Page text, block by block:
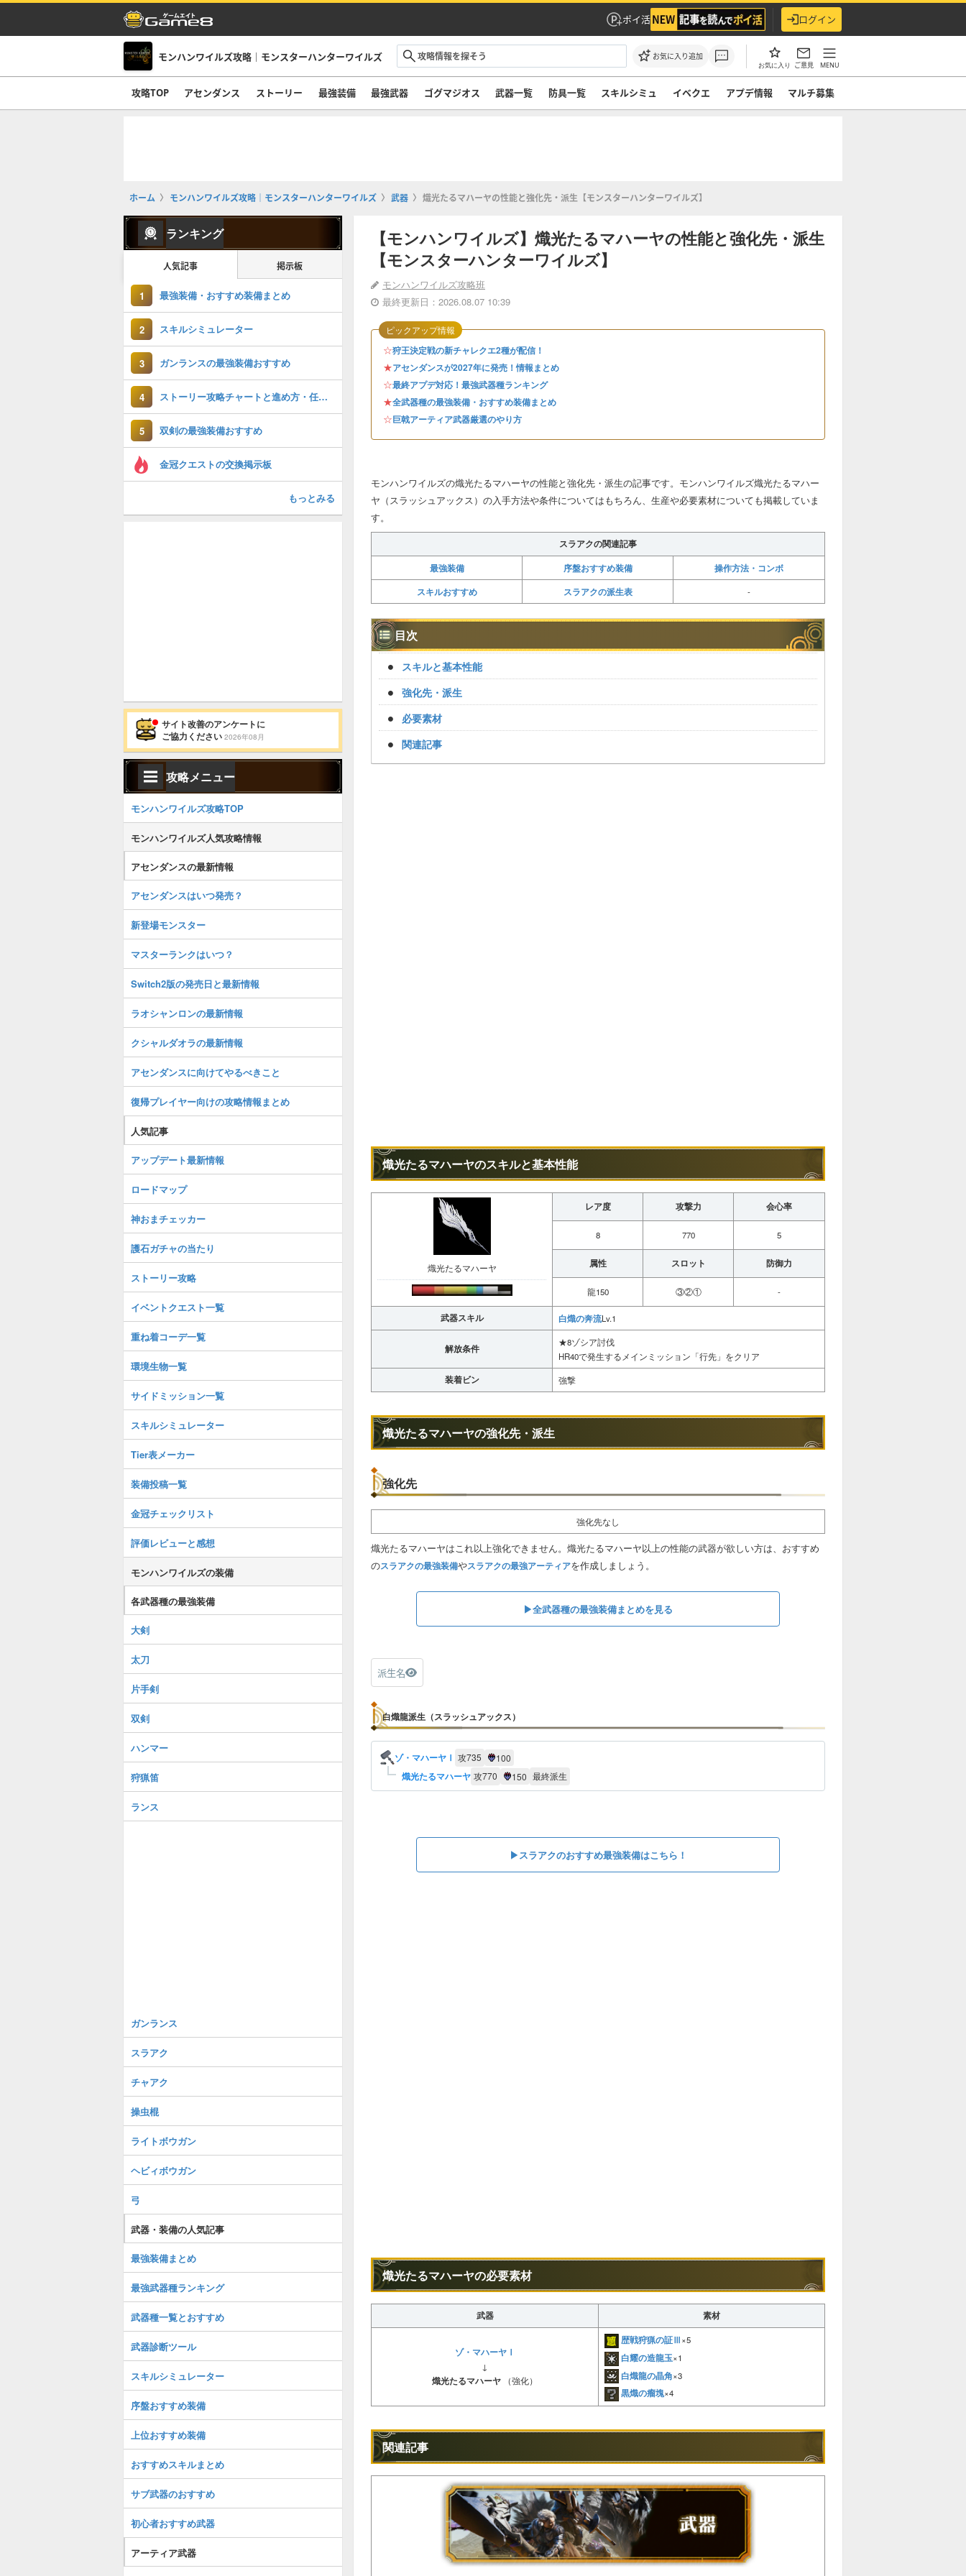
ポイ活 ログイン
モンハンワイルズ攻略｜モンスターハンターワイルズ お気に入り追加
お気に入り ご意見 MENU
攻略TOP アセンダンス ストーリー 最強装備 最強武器 ゴグマジオス 武器一覧 防具一覧 スキルシミュ イベクエ アプデ情報 マルチ募集
ホーム モンハンワイルズ攻略｜モンスターハンターワイルズ 武器 熾光たるマハーヤの性能と強化先・派生【モンスターハンターワイルズ】
【モンハンワイルズ】熾光たるマハーヤの性能と強化先・派生
【モンスターハンターワイルズ】
モンハンワイルズ攻略班
最終更新日：2026.08.07 10:39
☆狩王決定戦の新チャレクエ2種が配信！
★アセンダンスが2027年に発売！情報まとめ
☆最終アプデ対応！最強武器種ランキング
★全武器種の最強装備・おすすめ装備まとめ
☆巨戟アーティア武器厳選のやり方
ピックアップ情報
モンハンワイルズの熾光たるマハーヤの性能と強化先・派生の記事です。モンハンワイルズ熾光たるマハー
ヤ（スラッシュアックス）の入手方法や条件についてはもちろん、生産や必要素材についても掲載していま
す。
スラアクの関連記事
最強装備 序盤おすすめ装備
操作方法・コンボ
スキルおすすめ
スラアクの派生表 -
目次
スキルと基本性能
強化先・派生
必要素材
関連記事
熾光たるマハーヤのスキルと基本性能
熾光たるマハーヤ
レア度 攻撃力 会心率
8 770 5
属性 スロット 防御力
龍150 ③②① -
武器スキル 白熾の奔流Lv.1
解放条件
★8ゾシア討伐
HR40で発生するメインミッション「行先」をクリア
装着ビン 強撃
熾光たるマハーヤの強化先・派生
強化先
強化先なし
熾光たるマハーヤはこれ以上強化できません。熾光たるマハーヤ以上の性能の武器が欲しい方は、おすすめ
のスラアクの最強装備やスラアクの最強アーティアを作成しましょう。
▶︎全武器種の最強装備まとめを見る
派生名
白熾龍派生（スラッシュアックス）
ゾ・マハーヤⅠ 攻735 100
熾光たるマハーヤ 攻770 150 最終派生
▶︎スラアクのおすすめ最強装備はこちら！
熾光たるマハーヤの必要素材
武器 素材
ゾ・マハーヤⅠ
↓
熾光たるマハーヤ （強化）
歴戦狩猟の証Ⅲ×5
白耀の造龍玉×1
白熾龍の晶角×3
黒熾の瘤塊×4
関連記事
ランキング
人気記事 掲示板
1 最強装備・おすすめ装備まとめ
2 スキルシミュレーター
3 ガンランスの最強装備おすすめ
4 ストーリー攻略チャートと進め方・任務クエスト
5 双剣の最強装備おすすめ
金冠クエストの交換掲示板
もっとみる
サイト改善のアンケートに
ご協力ください 2026年08月
攻略メニュー
モンハンワイルズ攻略TOP
モンハンワイルズ人気攻略情報
アセンダンスの最新情報
アセンダンスはいつ発売？
新登場モンスター
マスターランクはいつ？
Switch2版の発売日と最新情報
ラオシャンロンの最新情報
クシャルダオラの最新情報
アセンダンスに向けてやるべきこと
復帰プレイヤー向けの攻略情報まとめ
人気記事
アップデート最新情報
ロードマップ
神おまチェッカー
護石ガチャの当たり
ストーリー攻略
イベントクエスト一覧
重ね着コーデ一覧
環境生物一覧
サイドミッション一覧
スキルシミュレーター
Tier表メーカー
装備投稿一覧
金冠チェックリスト
評価レビューと感想
モンハンワイルズの装備
各武器種の最強装備
大剣
太刀
片手剣
双剣
ハンマー
狩猟笛
ランス
ガンランス
スラアク
チャアク
操虫棍
ライトボウガン
ヘビィボウガン
弓
武器・装備の人気記事
最強装備まとめ
最強武器種ランキング
武器種一覧とおすすめ
武器診断ツール
スキルシミュレーター
序盤おすすめ装備
上位おすすめ装備
おすすめスキルまとめ
サブ武器のおすすめ
初心者おすすめ武器
アーティア武器